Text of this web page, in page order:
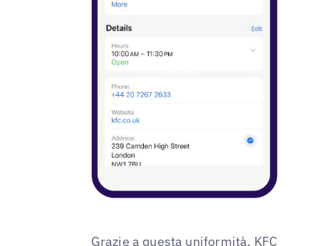
Grazie a questa uniformità, KFC